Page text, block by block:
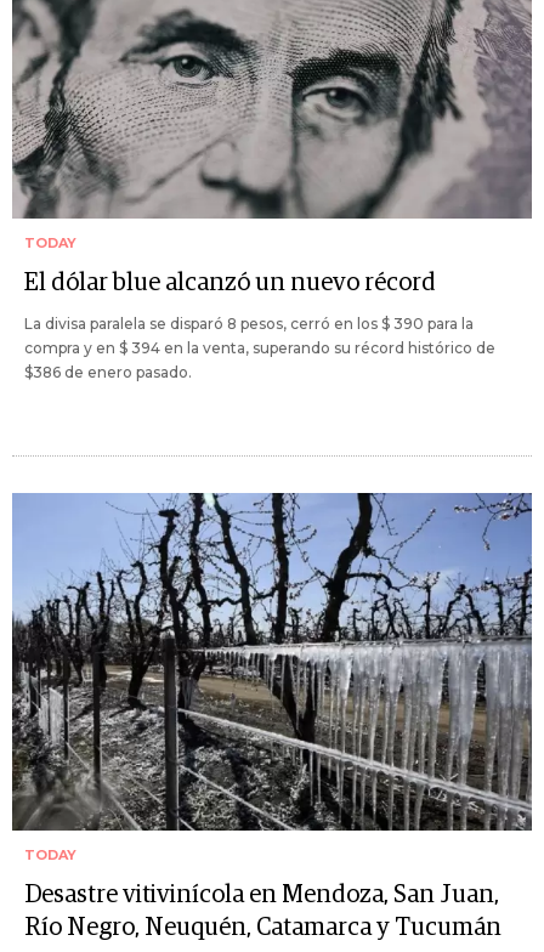
TODAY
El dólar blue alcanzó un nuevo récord
La divisa paralela se disparó 8 pesos, cerró en los $ 390 para la
compra y en $ 394 en la venta, superando su récord histórico de
$386 de enero pasado.
TODAY
Desastre vitivinícola en Mendoza, San Juan,
Río Negro, Neuquén, Catamarca y Tucumán